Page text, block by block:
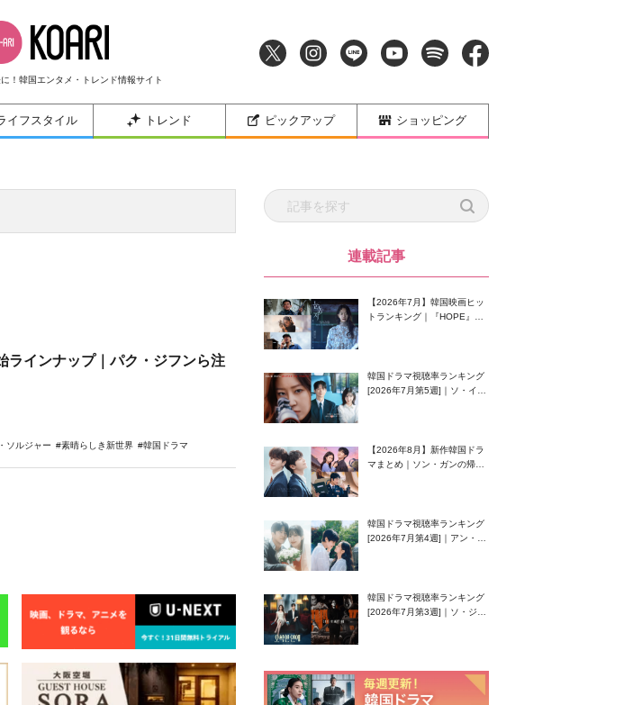
！韓国エンタメ・トレンド情報サイト
イフスタイル トレンド ピックアップ ショッピング
ラインナップ｜パク・ジフンら注
ソルジャー 素晴らしき新世界 韓国ドラマ
連載記事
【2026年7月】韓国映画ヒッ
トランキング｜『HOPE』が
韓国ドラマ視聴率ランキング
[2026年7月第5週]｜ソ・イン
【2026年8月】新作韓国ドラ
マまとめ｜ソン・ガンの帰
韓国ドラマ視聴率ランキング
[2026年7月第4週]｜アン・ヒ
韓国ドラマ視聴率ランキング
[2026年7月第3週]｜ソ・ジソ